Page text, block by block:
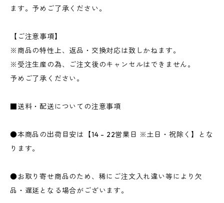
ます。予めご了承ください。
【ご注意事項】
※商品の特性上、返品・交換対応は致しかねます。
※受注生産の為、ご注文後のキャンセルはできません。
予めご了承ください。
■送料・配送についての注意事項
●本商品の出荷目安は【14 - 22営業日 ※土日・祝除く】とな
ります。
●お取り寄せ商品のため、稀にご注文入れ違い等により欠
品・遅延となる場合がございます。